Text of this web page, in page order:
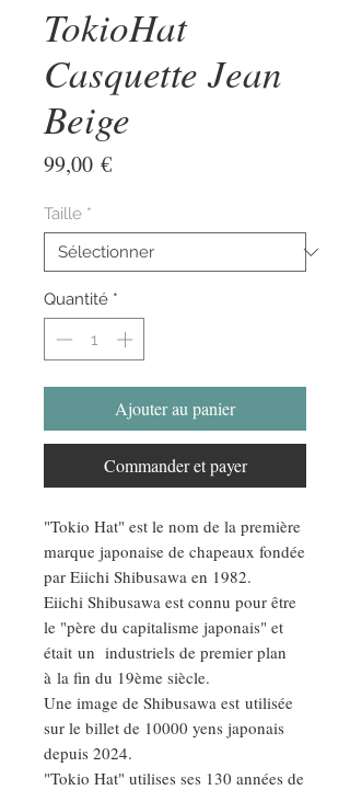
TokioHat
Casquette Jean
Beige
99,00 €Prix
Taille *
Quantité *
Ajouter au panier
Commander et payer
"Tokio Hat" est le nom de la première
marque japonaise de chapeaux fondée
par Eiichi Shibusawa en 1982.
Eiichi Shibusawa est connu pour être
le "père du capitalisme japonais" et
était un industriels de premier plan
à la fin du 19ème siècle.
Une image de Shibusawa est utilisée
sur le billet de 10000 yens japonais
depuis 2024.
"Tokio Hat" utilises ses 130 années de